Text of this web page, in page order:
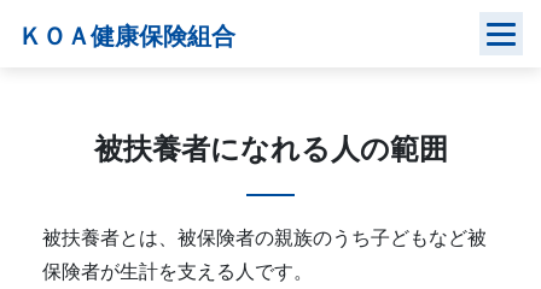
ＫＯＡ健康保険組合
被扶養者になれる人の範囲
被扶養者とは、被保険者の親族のうち子どもなど被
保険者が生計を支える人です。